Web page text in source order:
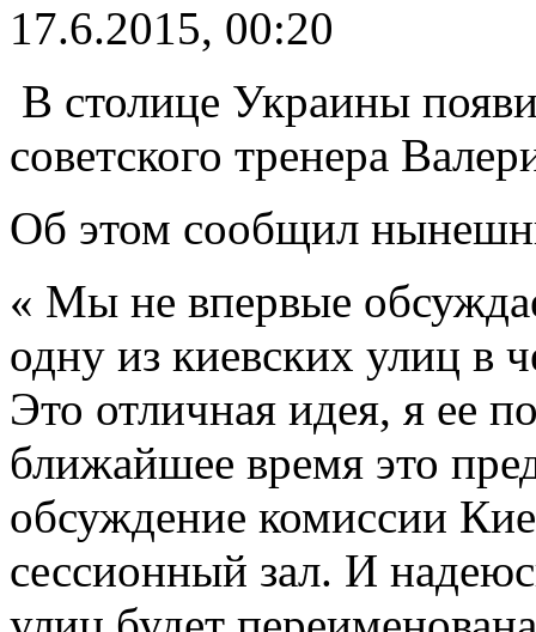
17.6.2015, 00:20
В столице Украины
советского тренера
Об этом сообщил
« Мы не впервые
одну из киевских улиц в
Это отличная идея, я ее
ближайшее время это
обсуждение комиссии
сессионный зал. И